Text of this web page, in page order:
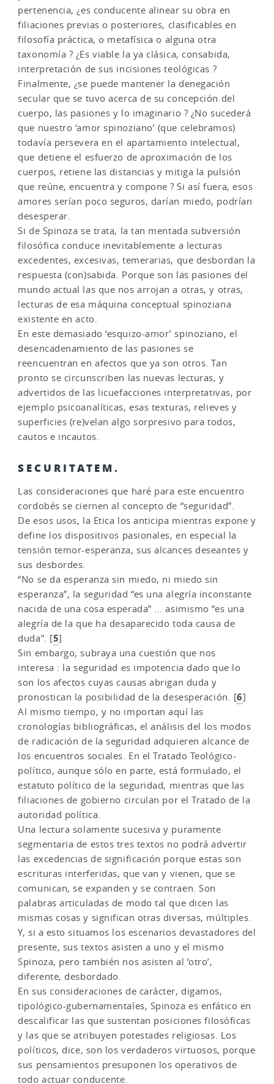
pertenencia, ¿es conducente alinear su obra en
filiaciones previas o posteriores, clasificables en
filosofía práctica, o metafísica o alguna otra
taxonomía ? ¿Es viable la ya clásica, consabida,
interpretación de sus incisiones teológicas ?
Finalmente, ¿se puede mantener la denegación
secular que se tuvo acerca de su concepción del
cuerpo, las pasiones y lo imaginario ? ¿No sucederá
que nuestro ‘amor spinoziano’ (que celebramos)
todavía persevera en el apartamiento intelectual,
que detiene el esfuerzo de aproximación de los
cuerpos, retiene las distancias y mitiga la pulsión
que reúne, encuentra y compone ? Si así fuera, esos
amores serían poco seguros, darían miedo, podrían
desesperar.
Si de Spinoza se trata, la tan mentada subversión
filosófica conduce inevitablemente a lecturas
excedentes, excesivas, temerarias, que desbordan la
respuesta (con)sabida. Porque son las pasiones del
mundo actual las que nos arrojan a otras, y otras,
lecturas de esa máquina conceptual spinoziana
existente en acto.
En este demasiado ‘esquizo-amor’ spinoziano, el
desencadenamiento de las pasiones se
reencuentran en afectos que ya son otros. Tan
pronto se circunscriben las nuevas lecturas, y
advertidos de las licuefacciones interpretativas, por
ejemplo psicoanalíticas, esas texturas, relieves y
superficies (re)velan algo sorpresivo para todos,
cautos e incautos.
SECURITATEM.
Las consideraciones que haré para este encuentro
cordobés se ciernen al concepto de “seguridad”.
De esos usos, la Etica los anticipa mientras expone y
define los dispositivos pasionales, en especial la
tensión temor-esperanza, sus alcances deseantes y
sus desbordes.
“No se da esperanza sin miedo, ni miedo sin
esperanza”, la seguridad “es una alegría inconstante
nacida de una cosa esperada” ... asimismo “es una
alegría de la que ha desaparecido toda causa de
duda”. [5]
Sin embargo, subraya una cuestión que nos
interesa : la seguridad es impotencia dado que lo
son los afectos cuyas causas abrigan duda y
pronostican la posibilidad de la desesperación. [6]
Al mismo tiempo, y no importan aquí las
cronologías bibliográficas, el análisis del los modos
de radicación de la seguridad adquieren alcance de
los encuentros sociales. En el Tratado Teológico-
político, aunque sólo en parte, está formulado, el
estatuto político de la seguridad, mientras que las
filiaciones de gobierno circulan por el Tratado de la
autoridad política.
Una lectura solamente sucesiva y puramente
segmentaria de estos tres textos no podrá advertir
las excedencias de significación porque estas son
escrituras interferidas, que van y vienen, que se
comunican, se expanden y se contraen. Son
palabras articuladas de modo tal que dicen las
mismas cosas y significan otras diversas, múltiples.
Y, si a esto situamos los escenarios devastadores del
presente, sus textos asisten a uno y el mismo
Spinoza, pero también nos asisten al ‘otro’,
diferente, desbordado.
En sus consideraciones de carácter, digamos,
tipológico-gubernamentales, Spinoza es enfático en
descalificar las que sustentan posiciones filosóficas
y las que se atribuyen potestades religiosas. Los
políticos, dice, son los verdaderos virtuosos, porque
sus pensamientos presuponen los operativos de
todo actuar conducente.